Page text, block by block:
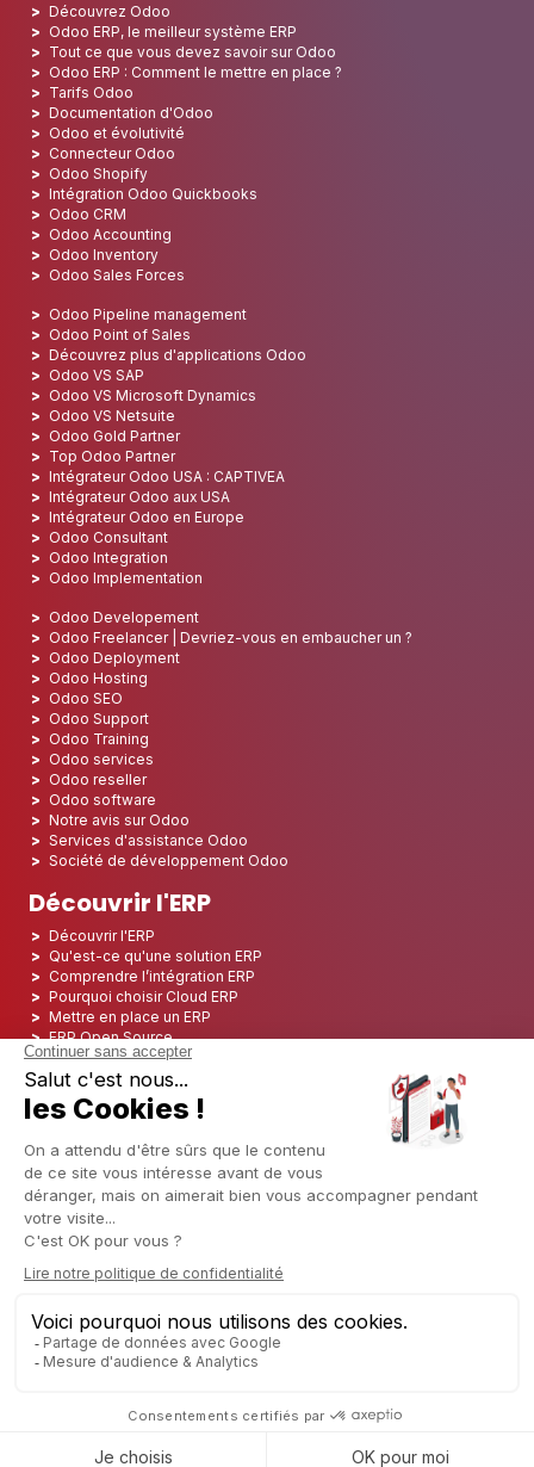
Découvrez Odoo
Odoo ERP, le meilleur système ERP
Tout ce que vous devez savoir sur Odoo
Odoo ERP : Comment le mettre en place ?
Tarifs Odoo
Documentation d'Odoo
Odoo et évolutivité
Connecteur Odoo
Odoo Shopify
Intégration Odoo Quickbooks
Odoo CRM
Odoo Accounting
Odoo Inventory
Odoo Sales Forces
Odoo Pipeline management
Odoo Point of Sales
Découvrez plus d'applications Odoo
Odoo VS SAP
Odoo VS Microsoft Dynamics
Odoo VS Netsuite
Odoo Gold Partner
Top Odoo Partner
Intégrateur Odoo USA : CAPTIVEA
Intégrateur Odoo aux USA
Intégrateur Odoo en Europe
Odoo Consultant
Odoo Integration
Odoo Implementation
Odoo Developement
Odoo Freelancer | Devriez-vous en embaucher un ?
Odoo Deployment
Odoo Hosting
Odoo SEO
Odoo Support
Odoo Training
Odoo services
Odoo reseller
Odoo software
Notre avis sur Odoo
Services d'assistance Odoo
Société de développement Odoo
Découvrir l'ERP
Découvrir l'ERP
Qu'est-ce qu'une solution ERP
Comprendre l’intégration ERP
Pourquoi choisir Cloud ERP
Mettre en place un ERP
ERP Open Source
Logiciel ERP Open Source
Top 5 des ERP Open Source
ERP Deployment
ERP Implementation
ERP Consulting
ERP Project
ERP System
Odoo ERP pour le secteur des assurances
Odoo ERP pour le secteur de la logistique
Odoo ERP pour l'industrie du CBD
Odoo ERP pour l'industrie manufacturière
Copyright © 2006 - 2025 CAPTIVEA Français
Généré par Open Source eCommerce